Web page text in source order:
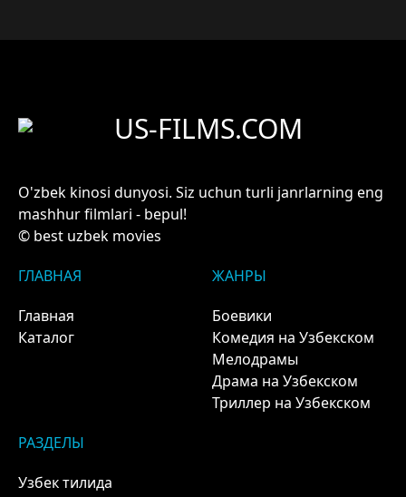
US-FILMS.COM
O'zbek kinosi dunyosi. Siz uchun turli janrlarning eng
mashhur filmlari - bepul!
© best uzbek movies
ГЛАВНАЯ
Главная
Каталог
ЖАНРЫ
Боевики
Комедия на Узбекском
Мелодрамы
Драма на Узбекском
Триллер на Узбекском
РАЗДЕЛЫ
Узбек тилида